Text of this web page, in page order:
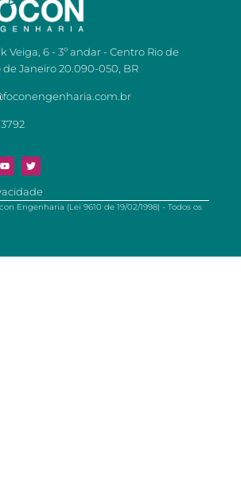
Veiga, 6 - 3º andar - Centro Rio de
de Janeiro 20.090-050, BR
Engenharia (Lei 9610 de 19/02/1998) - Todos os